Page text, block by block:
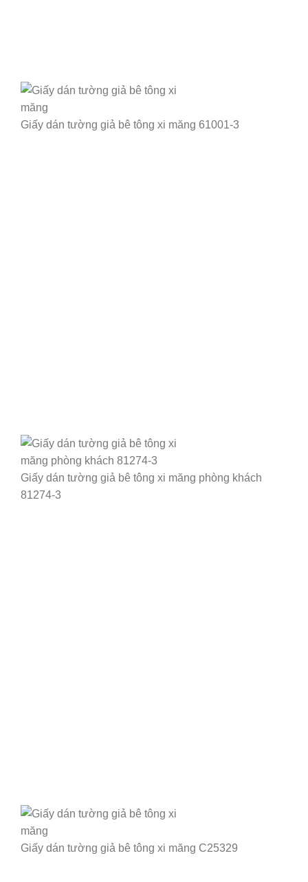
Giấy dán tường giả bê tông xi măng 61001-3
Giấy dán tường giả bê tông xi măng phòng khách
81274-3
Giấy dán tường giả bê tông xi măng C25329